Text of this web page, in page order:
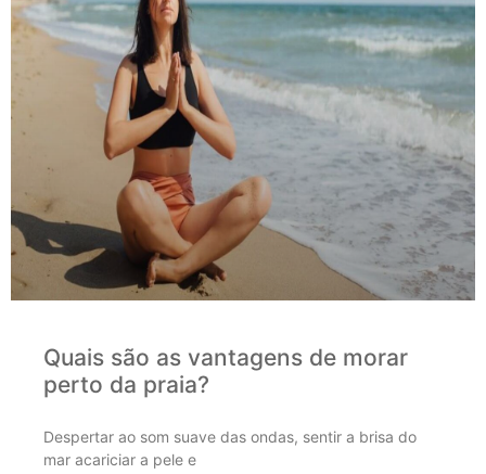
Quais são as vantagens de morar
perto da praia?
Despertar ao som suave das ondas, sentir a brisa do
mar acariciar a pele e